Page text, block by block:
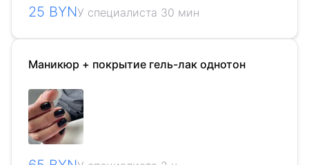
25 BYNУ специалиста 30 мин
Маникюр + покрытие гель-лак однотон